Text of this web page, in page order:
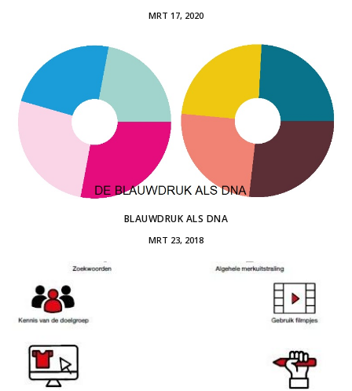
MRT 17, 2020
BLAUWDRUK ALS DNA
MRT 23, 2018